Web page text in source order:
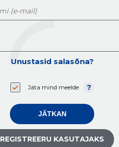
Unustasid salasõna?
Jäta mind meelde
JÄTKAN
REGISTREERU KASUTAJAKS